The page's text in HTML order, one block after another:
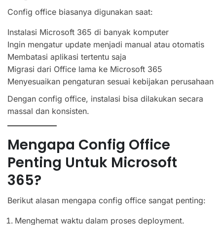
Config office biasanya digunakan saat:
Instalasi Microsoft 365 di banyak komputer
Ingin mengatur update menjadi manual atau otomatis
Membatasi aplikasi tertentu saja
Migrasi dari Office lama ke Microsoft 365
Menyesuaikan pengaturan sesuai kebijakan perusahaan
Dengan config office, instalasi bisa dilakukan secara
massal dan konsisten.
Mengapa Config Office
Penting Untuk Microsoft
365?
Berikut alasan mengapa config office sangat penting:
Menghemat waktu dalam proses deployment.